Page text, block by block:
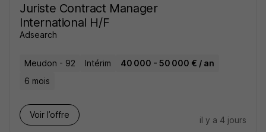
Juriste Contract Manager
International H/F
Adsearch
Meudon - 92 Intérim
40 000 - 50 000 € / an
6 mois
Voir l’offre
il y a 4 jours